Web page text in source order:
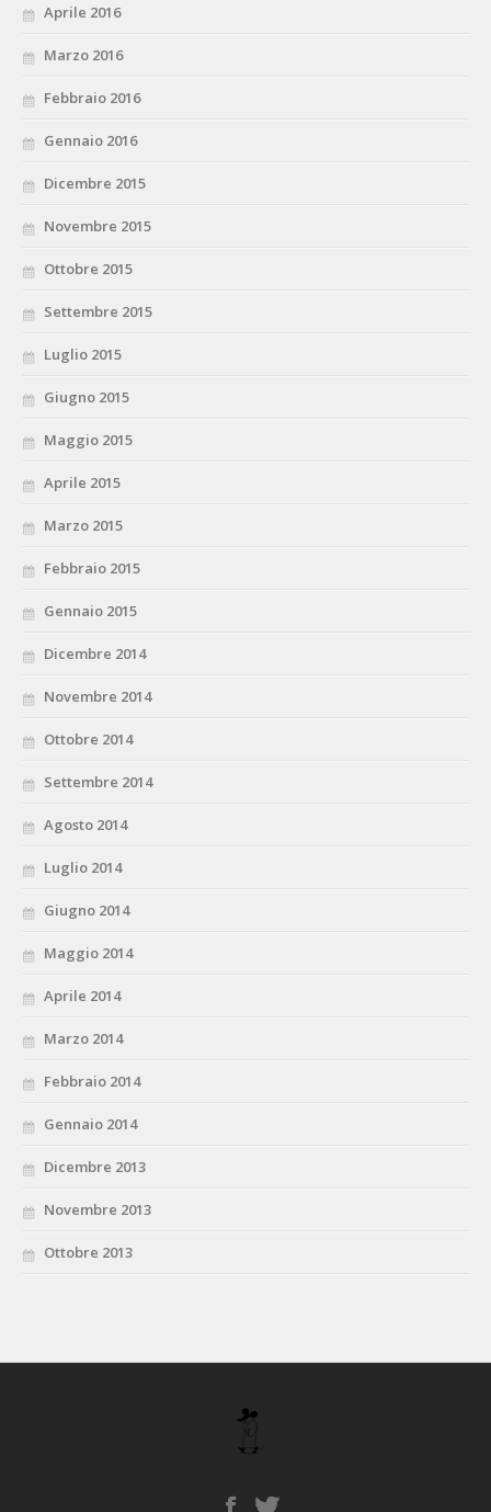
Aprile 2016
Marzo 2016
Febbraio 2016
Gennaio 2016
Dicembre 2015
Novembre 2015
Ottobre 2015
Settembre 2015
Luglio 2015
Giugno 2015
Maggio 2015
Aprile 2015
Marzo 2015
Febbraio 2015
Gennaio 2015
Dicembre 2014
Novembre 2014
Ottobre 2014
Settembre 2014
Agosto 2014
Luglio 2014
Giugno 2014
Maggio 2014
Aprile 2014
Marzo 2014
Febbraio 2014
Gennaio 2014
Dicembre 2013
Novembre 2013
Ottobre 2013